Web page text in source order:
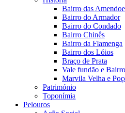
Bairro das
Bairro do Armador
Bairro do Condado
Bairro Chinês
Bairro da Flamenga
Bairro dos Lóios
Braço de Prata
Vale fundão e
Marvila Velha e
Património
Toponímia
Pelouros